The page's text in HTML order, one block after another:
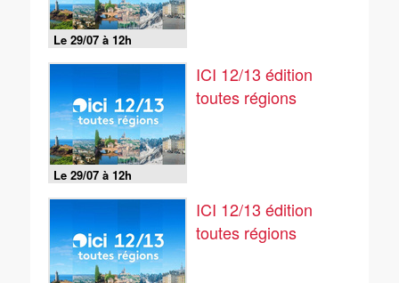
Le 29/07 à 12h
Le 29/07 à 12h
ICI 12/13 édition
toutes régions
ICI 12/13 édition
toutes régions